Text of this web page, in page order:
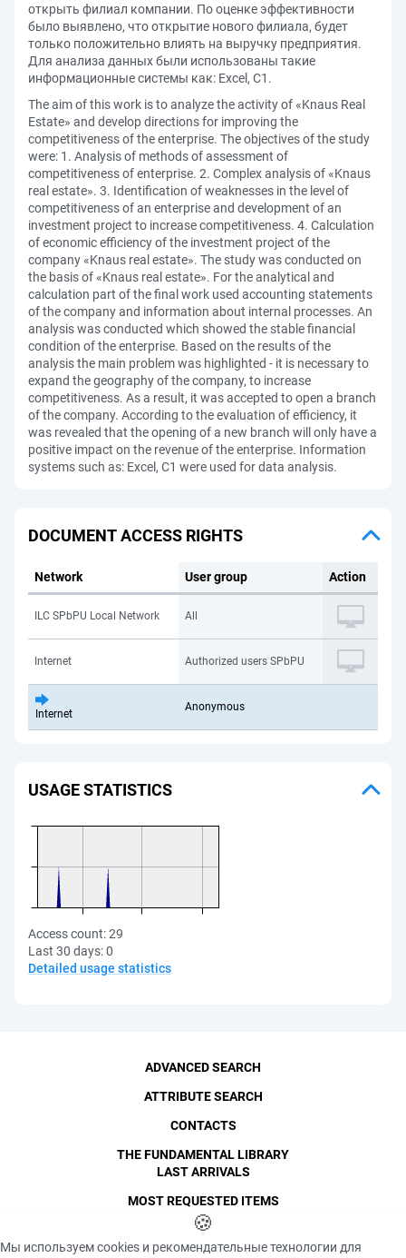
открыть филиал компании. По оценке эффективности
было выявлено, что открытие нового филиала, будет
только положительно влиять на выручку предприятия.
Для анализа данных были использованы такие
информационные системы как: Excel, C1.
The aim of this work is to analyze the activity of «Knaus Real
Estate» and develop directions for improving the
competitiveness of the enterprise. The objectives of the study
were: 1. Analysis of methods of assessment of
competitiveness of enterprise. 2. Complex analysis of «Knaus
real estate». 3. Identification of weaknesses in the level of
competitiveness of an enterprise and development of an
investment project to increase competitiveness. 4. Calculation
of economic efficiency of the investment project of the
company «Knaus real estate». The study was conducted on
the basis of «Knaus real estate». For the analytical and
calculation part of the final work used accounting statements
of the company and information about internal processes. An
analysis was conducted which showed the stable financial
condition of the enterprise. Based on the results of the
analysis the main problem was highlighted - it is necessary to
expand the geography of the company, to increase
competitiveness. As a result, it was accepted to open a branch
of the company. According to the evaluation of efficiency, it
was revealed that the opening of a new branch will only have a
positive impact on the revenue of the enterprise. Information
systems such as: Excel, C1 were used for data analysis.
DOCUMENT ACCESS RIGHTS
Network User group Action
ILC SPbPU Local Network All
Internet Authorized users SPbPU
Internet
Anonymous
USAGE STATISTICS
Access count:29
Last 30 days:0
Detailed usage statistics
SPbPU, 1996-2026
Copyright and Personal Data
The photographs are
ADVANCED SEARCH
ATTRIBUTE SEARCH
CONTACTS
THE FUNDAMENTAL LIBRARY
LAST ARRIVALS
MOST REQUESTED ITEMS
🍪
Мы используем cookies и рекомендательные технологии для